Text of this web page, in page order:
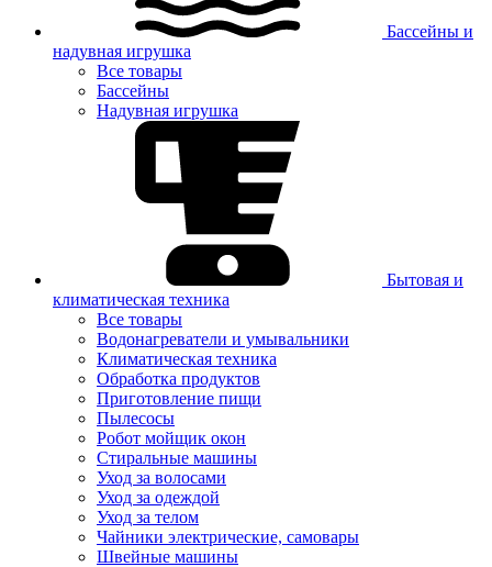
Бассейны и
надувная игрушка
Все товары
Бассейны
Надувная игрушка
Бытовая и
климатическая техника
Все товары
Водонагреватели и умывальники
Климатическая техника
Обработка продуктов
Приготовление пищи
Пылесосы
Робот мойщик окон
Стиральные машины
Уход за волосами
Уход за одеждой
Уход за телом
Чайники электрические, самовары
Швейные машины